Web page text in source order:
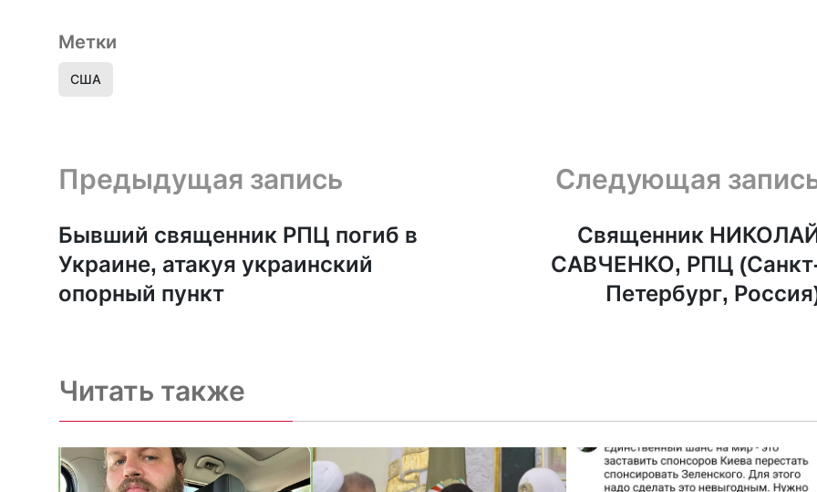
Метки
США
Предыдущая запись и следующая запись
Предыдущая запись
Бывший священник РПЦ погиб в
Украине, атакуя украинский
опорный пункт
Следующая
Священник
САВЧЕНКО, РПЦ
Петербург,
Читать также